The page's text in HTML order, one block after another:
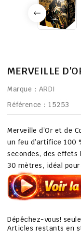
MERVEILLE
Marque : ARDI
Référence : 15253
Merveille d’Or et de
un feu d’artifice 100
secondes, des effets
30 mètres, idéal
Dépêchez-vous!
Articles restants en